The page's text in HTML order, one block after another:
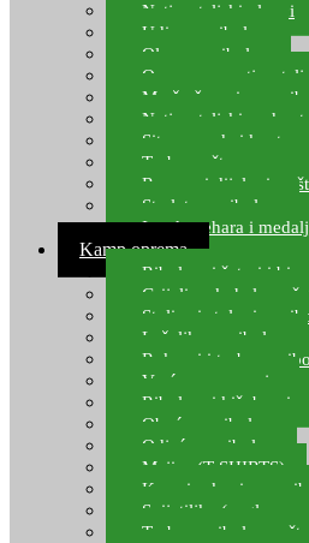
Natjecateljski plovci
Udice za ribolov
Olovo za ribolov
Oprema za
Mreže čuvarice za
Natjecateljski
Sito, posude i kante
Torbe za štapove –
Rezervni dijelovi za
Starlete za ribolov
Izrada pehara i
Kamp oprema
Ribolovni šatori i bivvy
Grijalice, kuhala za
Stolice i stolovi za
Ležaljke za ribolov
Ruksaci i torbe za
Vreće za spavanje
Ribolovni kišobrani
Obuća za ribolov
Odjeća za ribolov
Majice (T-SHIRTS)
Kape i rukavice za
Svijetiljke (naglavne,
Torbe za ribolovne